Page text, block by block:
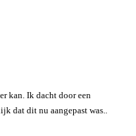
kan. Ik dacht door een
dat dit nu aangepast was..